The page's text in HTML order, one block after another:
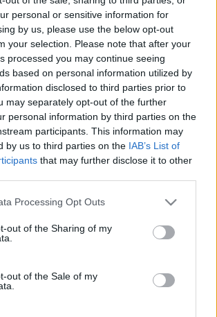
personal or sensitive information for
by us, please use the below opt-out
your selection. Please note that after your
processed you may continue seeing
based on personal information utilized by
disclosed to third parties prior to
may separately opt-out of the further
personal information by third parties on the
participants. This information may
by us to third parties on the IAB’s List of
that may further disclose it to other
this website/app uses one or more Google
visit or usage behaviour. You may click to
to Google and its third-party tags to
below specified purposes in below Google
Processing Opt Outs
out of the Sharing of my
out of the Sale of my
sőt elveik és céljaik alapvető
modorát és taktikáját, amely
a kiváltságosokat elriasztja a reform
ellenzéket megosztja, a népet lázadásra
visszatéréséhez vezet majd.
valójában lényeges tartalmi különbségek
nélkülözhetetlennek tartotta a polgári
a birodalomhoz fűződő
a liberális nacionalizmus illúzióiban.
az udvarhoz való viszony bolygatása
erősödésre, a gazdasági-társadalmi
(nem tagadva a birodalom